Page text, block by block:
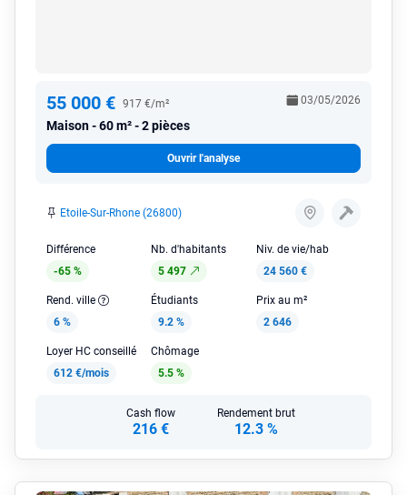
55 000 € 917 €/m²
Maison 60 m² - 2 pièces
03/05/2026
Ouvrir l'analyse
Etoile-Sur-Rhone (26800)
Différence
-65 %
Nb. d'habitants
5 497
Niv. de vie/hab
24 560 €
Rend. ville
6 %
Étudiants
9.2 %
Prix au m²
2 646
Loyer HC conseillé
612 €/mois
Chômage
5.5 %
Cash flow
216 €
Rendement brut
12.3 %